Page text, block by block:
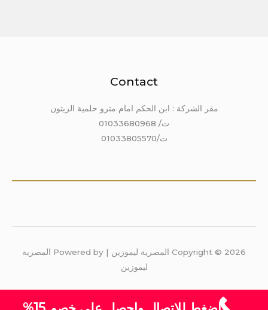
Contact
مقر الشركة : ابن الحكم امام مترو حلمية الزيتون
ت/ 01033680968
ت/01033805570
Copyright © 2026 المصرية ليموزين | Powered by المصرية
ليموزين